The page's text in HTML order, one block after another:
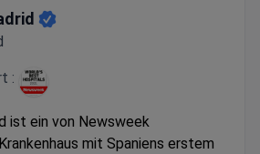
:
ist ein von Newsweek
mit Spaniens erstem